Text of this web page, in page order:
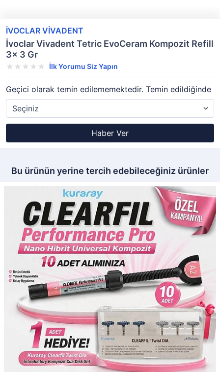
İVOCLAR VİVADENT
İvoclar Vivadent Tetric EvoCeram Kompozit Refill
3x 3 Gr
İlk Yorumu Siz Yapın
Geçici olarak temin edilememektedir. Temin edildiğinde
Haber Ver
Bu ürünün yerine tercih edebileceğiniz ürünler